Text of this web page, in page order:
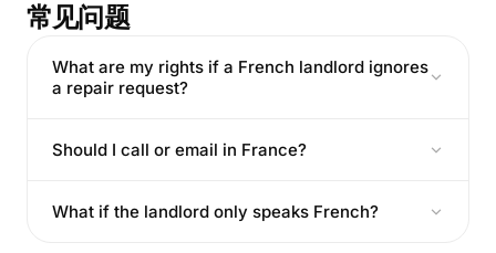
常见问题
What are my rights if a French landlord ignores
a repair request?
Should I call or email in France?
What if the landlord only speaks French?